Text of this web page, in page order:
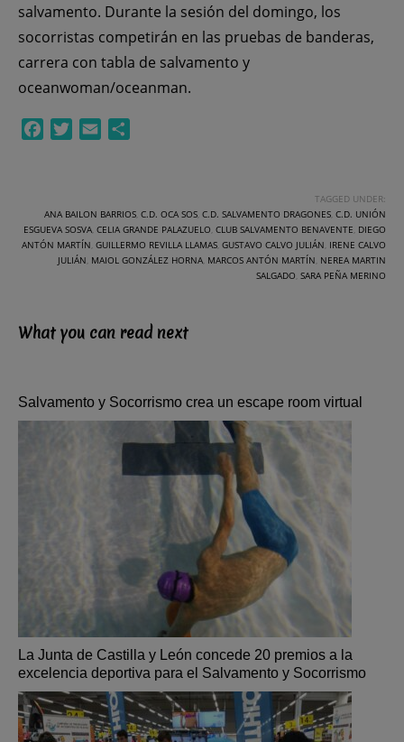
salvamento. Durante la sesión del domingo, los
socorristas competirán en las pruebas de banderas,
carrera con tabla de salvamento y
oceanwoman/oceanman.
FacebookTwitterEmail
TAGGED UNDER:
ANA BAILON BARRIOS, C.D. OCA SOS, C.D. SALVAMENTO DRAGONES, C.D. UNIÓN
ESGUEVA SOSVA, CELIA GRANDE PALAZUELO, CLUB SALVAMENTO BENAVENTE, DIEGO
ANTÓN MARTÍN, GUILLERMO REVILLA LLAMAS, GUSTAVO CALVO JULIÁN, IRENE CALVO
JULIÁN, MAIOL GONZÁLEZ HORNA, MARCOS ANTÓN MARTÍN, NEREA MARTIN
SALGADO, SARA PEÑA MERINO
What you can read next
Salvamento y Socorrismo crea un escape room virtual
La Junta de Castilla y León concede 20 premios a la
excelencia deportiva para el Salvamento y Socorrismo